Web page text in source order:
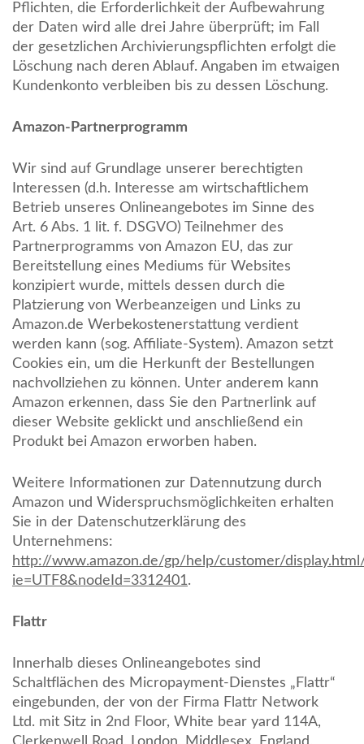
Pflichten, die Erforderlichkeit der Aufbewahrung
der Daten wird alle drei Jahre überprüft; im Fall
der gesetzlichen Archivierungspflichten erfolgt die
Löschung nach deren Ablauf. Angaben im etwaigen
Kundenkonto verbleiben bis zu dessen Löschung.
Amazon-Partnerprogramm
Wir sind auf Grundlage unserer berechtigten
Interessen (d.h. Interesse am wirtschaftlichem
Betrieb unseres Onlineangebotes im Sinne des
Art. 6 Abs. 1 lit. f. DSGVO) Teilnehmer des
Partnerprogramms von Amazon EU, das zur
Bereitstellung eines Mediums für Websites
konzipiert wurde, mittels dessen durch die
Platzierung von Werbeanzeigen und Links zu
Amazon.de Werbekostenerstattung verdient
werden kann (sog. Affiliate-System). Amazon setzt
Cookies ein, um die Herkunft der Bestellungen
nachvollziehen zu können. Unter anderem kann
Amazon erkennen, dass Sie den Partnerlink auf
dieser Website geklickt und anschließend ein
Produkt bei Amazon erworben haben.
Weitere Informationen zur Datennutzung durch
Amazon und Widerspruchsmöglichkeiten erhalten
Sie in der Datenschutzerklärung des
Unternehmens:
http://www.amazon.de/gp/help/customer/
ie=UTF8&nodeId=3312401.
Flattr
Innerhalb dieses Onlineangebotes sind
Schaltflächen des Micropayment-Dienstes „Flattr“
eingebunden, der von der Firma Flattr Network
Ltd. mit Sitz in 2nd Floor, White bear yard 114A,